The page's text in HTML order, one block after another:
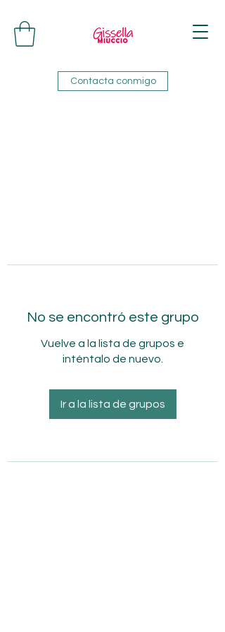
Contacta conmigo
No se encontró este grupo
Vuelve a la lista de grupos e
inténtalo de nuevo.
Ir a la lista de grupos